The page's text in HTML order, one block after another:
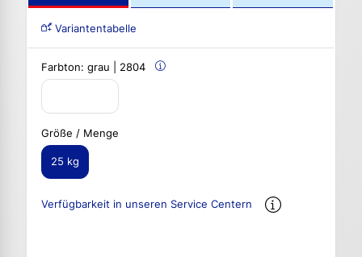
Variantentabelle
Farbton: grau | 2804
Größe / Menge
25 kg
Verfügbarkeit in unseren Service Centern